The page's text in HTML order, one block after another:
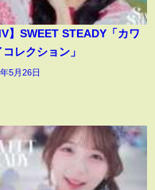
】SWEET STEADY「カワ
コレクション」
5月26日